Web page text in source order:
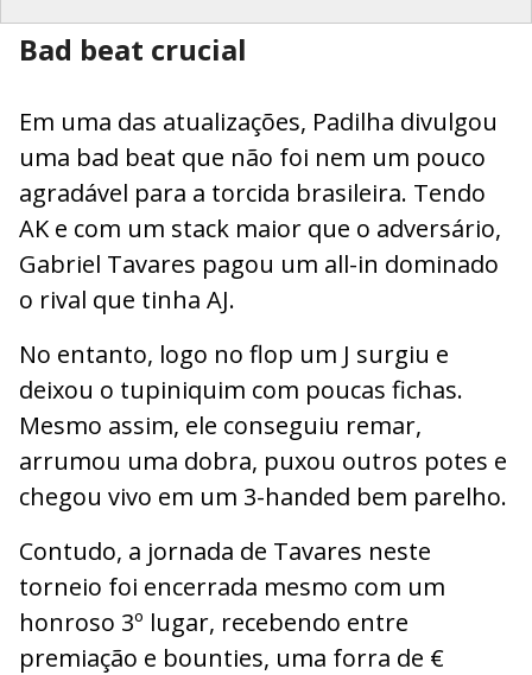
Bad beat crucial
Em uma das atualizações, Padilha divulgou
uma bad beat que não foi nem um pouco
agradável para a torcida brasileira. Tendo
AK e com um stack maior que o adversário,
Gabriel Tavares pagou um all-in dominado
o rival que tinha AJ.
No entanto, logo no flop um J surgiu e
deixou o tupiniquim com poucas fichas.
Mesmo assim, ele conseguiu remar,
arrumou uma dobra, puxou outros potes e
chegou vivo em um 3-handed bem parelho.
Contudo, a jornada de Tavares neste
torneio foi encerrada mesmo com um
honroso 3º lugar, recebendo entre
premiação e bounties, uma forra de €